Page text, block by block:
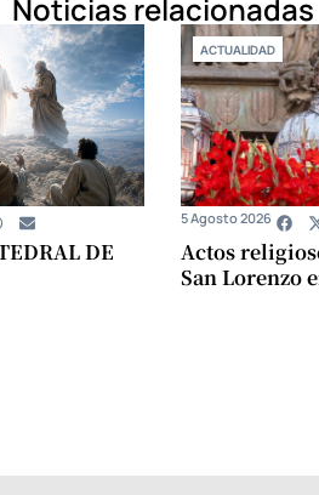
Noticias relacionadas
DE
ACTUALIDAD
Actos
San Lorenzo
5 Agosto 2026